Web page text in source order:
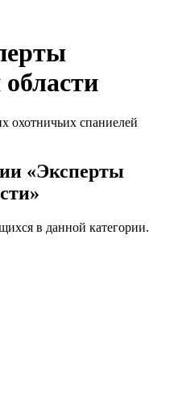
охотничьих спаниелей
«Эксперты
в данной категории.